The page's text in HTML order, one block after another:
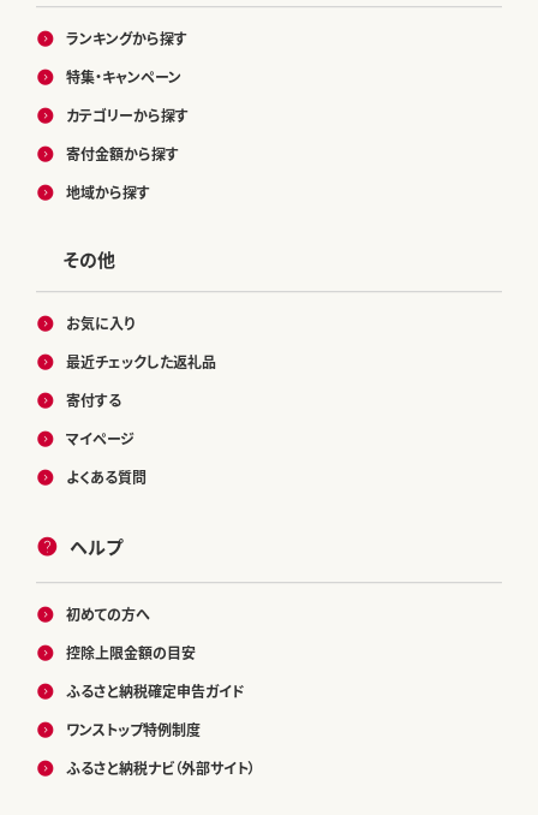
ランキングから探す
特集・キャンペーン
カテゴリーから探す
寄付金額から探す
地域から探す
その他
お気に入り
最近チェックした返礼品
寄付する
マイページ
よくある質問
ヘルプ
初めての方へ
控除上限金額の目安
ふるさと納税確定申告ガイド
ワンストップ特例制度
ふるさと納税ナビ（外部サイト）